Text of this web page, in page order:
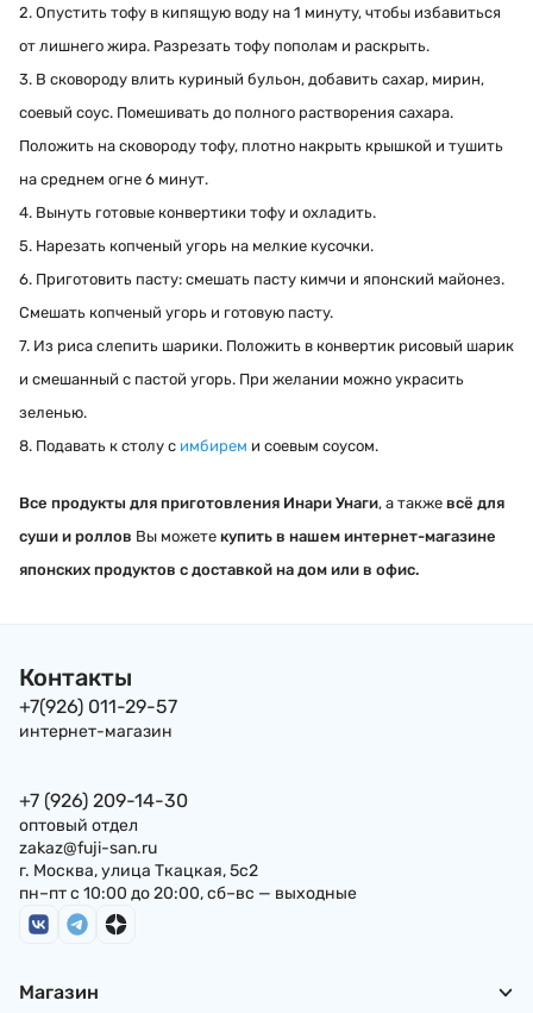
2. Опустить тофу в кипящую воду на 1 минуту, чтобы избавиться
от лишнего жира. Разрезать тофу пополам и раскрыть.
3. В сковороду влить куриный бульон, добавить сахар, мирин,
соевый соус. Помешивать до полного растворения сахара.
Положить на сковороду тофу, плотно накрыть крышкой и тушить
на среднем огне 6 минут.
4. Вынуть готовые конвертики тофу и охладить.
5. Нарезать копченый угорь на мелкие кусочки.
6. Приготовить пасту: смешать пасту кимчи и японский майонез.
Смешать копченый угорь и готовую пасту.
7. Из риса слепить шарики. Положить в конвертик рисовый шарик
и смешанный с пастой угорь. При желании можно украсить
зеленью.
8. Подавать к столу с имбирем и соевым соусом.
Все продукты для приготовления Инари Унаги, а также всё для
суши и роллов Вы можете купить в нашем интернет-магазине
японских продуктов с доставкой на дом или в офис.
Контакты
+7(926) 011-29-57
интернет-магазин
+7 (926) 209-14-30
оптовый отдел
zakaz@fuji-san.ru
г. Москва, улица Ткацкая, 5с2
пн–пт с 10:00 до 20:00, сб–вс — выходные
Магазин